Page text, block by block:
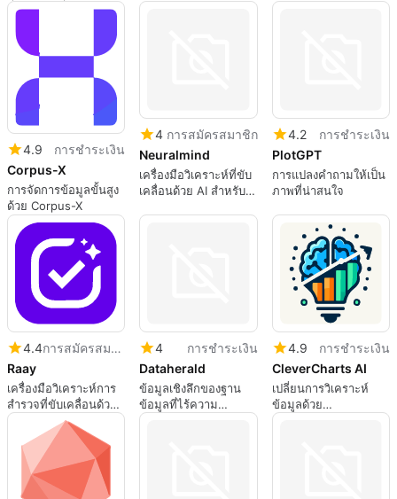
BlazorData เคลื่อนด้วย AI
4.9
การชำระเงิน
Corpus-X
การจัดการข้อมูลขั้นสูง
ด้วย Corpus-X
4 การสมัครสมาชิก
Neuralmind
เครื่องมือวิเคราะห์ที่ขับ
เคลื่อนด้วย AI สำหรับ
4.2
การชำระเงิน
PlotGPT
การแปลงคำถามให้เป็น
ภาพที่น่าสนใจ
4.4
การสมัครสมาชิก
Raay
เครื่องมือวิเคราะห์การ
สำรวจที่ขับเคลื่อนด้วย
AI อย่างมีประสิทธิภาพ
4
การชำระเงิน
Dataherald
ข้อมูลเชิงลึกของฐาน
ข้อมูลที่ไร้ความ
พยายามด้วย
4.9
การชำระเงิน
CleverCharts AI
เปลี่ยนการวิเคราะห์
ข้อมูลด้วย
CleverCharts AI